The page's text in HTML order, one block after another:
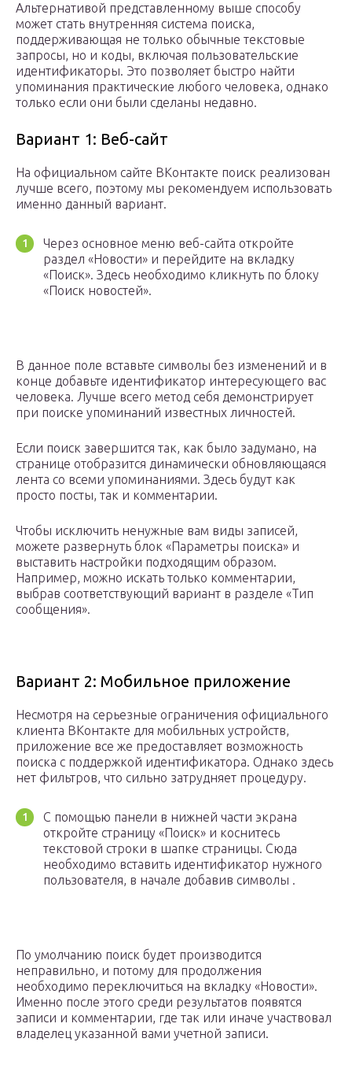
Альтернативой представленному выше способу
может стать внутренняя система поиска,
поддерживающая не только обычные текстовые
запросы, но и коды, включая пользовательские
идентификаторы. Это позволяет быстро найти
упоминания практические любого человека, однако
только если они были сделаны недавно.
Вариант 1: Веб-сайт
На официальном сайте ВКонтакте поиск реализован
лучше всего, поэтому мы рекомендуем использовать
именно данный вариант.
Через основное меню веб-сайта откройте
раздел «Новости» и перейдите на вкладку
«Поиск». Здесь необходимо кликнуть по блоку
«Поиск новостей».
В данное поле вставьте символы без изменений и в
конце добавьте идентификатор интересующего вас
человека. Лучше всего метод себя демонстрирует
при поиске упоминаний известных личностей.
Если поиск завершится так, как было задумано, на
странице отобразится динамически обновляющаяся
лента со всеми упоминаниями. Здесь будут как
просто посты, так и комментарии.
Чтобы исключить ненужные вам виды записей,
можете развернуть блок «Параметры поиска» и
выставить настройки подходящим образом.
Например, можно искать только комментарии,
выбрав соответствующий вариант в разделе «Тип
сообщения».
Вариант 2: Мобильное приложение
Несмотря на серьезные ограничения официального
клиента ВКонтакте для мобильных устройств,
приложение все же предоставляет возможность
поиска с поддержкой идентификатора. Однако здесь
нет фильтров, что сильно затрудняет процедуру.
С помощью панели в нижней части экрана
откройте страницу «Поиск» и коснитесь
текстовой строки в шапке страницы. Сюда
необходимо вставить идентификатор нужного
пользователя, в начале добавив символы .
По умолчанию поиск будет производится
неправильно, и потому для продолжения
необходимо переключиться на вкладку «Новости».
Именно после этого среди результатов появятся
записи и комментарии, где так или иначе участвовал
владелец указанной вами учетной записи.